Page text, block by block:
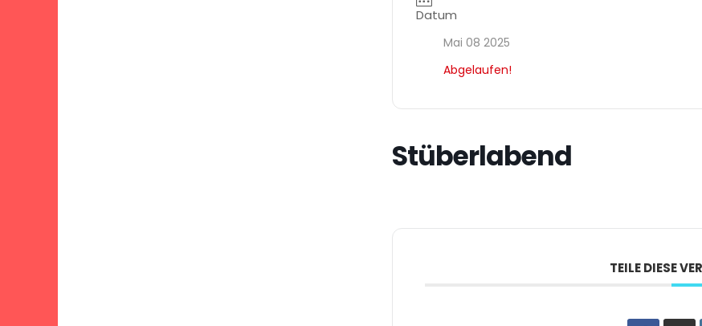
Datum
Mai 08 2025
Abgelaufen!
Stüberlabend
TEILE DIESE